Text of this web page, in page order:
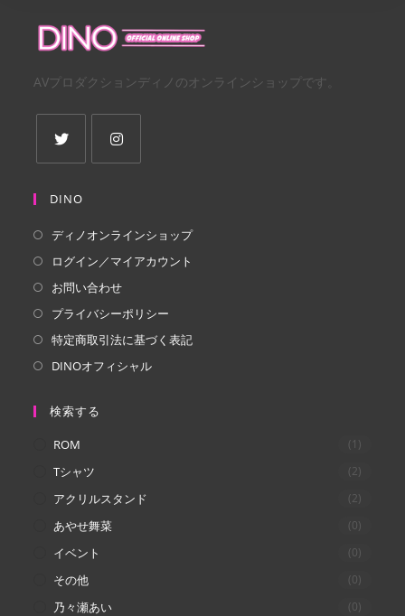
AVプロダクションディノのオンラインショップです。
し
タ
ブ
で
開
く
タ
ブ
で
開
く
DINO
ディノオンラインショップ
ログイン／マイアカウント
お問い合わせ
プライバシーポリシー
特定商取引法に基づく表記
DINOオフィシャル
検索する
ROM (1)
Tシャツ (2)
アクリルスタンド (2)
あやせ舞菜 (0)
イベント (0)
その他 (0)
乃々瀬あい (0)